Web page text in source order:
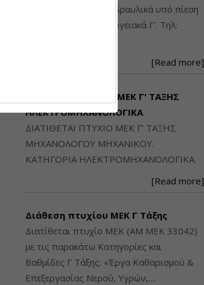
Μηχανικού: Η/Μ Γ', Υδραυλικά υπό πίεση
Β', Βιομηχανικά - Ενεργειακά Γ'. Τηλ:
[Read more]
ΔΙΑΤΙΘΕΤΑΙ ΠΤΥΧΙΟ ΜΕΚ Γ' ΤΑΞΗΣ
ΗΛΕΚΤΡΟΜΗΧΑΝΟΛΟΓΙΚΑ
ΔΙΑΤΙΘΕΤΑΙ ΠΤΥΧΙΟ ΜΕΚ Γ' ΤΑΞΗΣ
ΜΗΧΑΝΟΛΟΓΟΥ ΜΗΧΑΝΙΚΟΥ.
ΚΑΤΗΓΟΡΙΑ ΗΛΕΚΤΡΟΜΗΧΑΝΟΛΟΓΙΚΑ.
[Read more]
Διάθεση πτυχίου ΜΕΚ Γ Τάξης
Διατίθεται πτυχίο ΜΕΚ (ΑΜ ΜΕΚ 33042)
με τις παρακάτω Κατηγορίες και
Βαθμίδες Γ Τάξης: «Έργα Καθαρισμού &
Επεξεργασίας Νερού, Υγρών,…
Εισηγήτρια:
Τιμή από: €145.00
Διάρκεια: 8 ώρες